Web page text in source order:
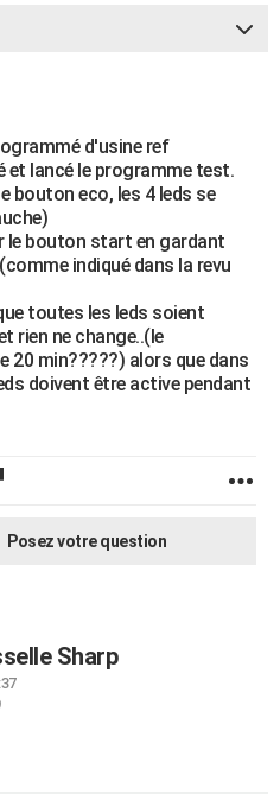
d'usine ref
et lancé le programme test.
bouton eco, les 4 leds se
le bouton start en gardant
indiqué dans la revu
toutes les leds soient
rien ne change..(le
20 min?????) alors que dans
doivent être active pendant
Posez votre question
Sharp